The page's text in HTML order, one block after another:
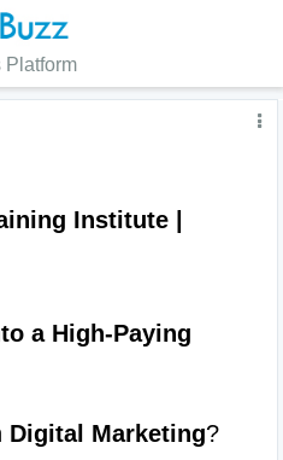
Platform
a High-Paying
Digital Marketing?